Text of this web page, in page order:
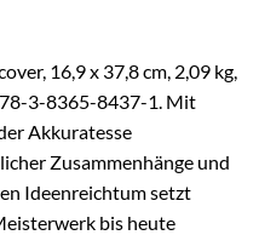
16,9 x 37,8 cm, 2,09 kg,
3-8365-8437-1. Mit
Akkuratesse
Zusammenhänge und
Ideenreichtum setzt
bis heute